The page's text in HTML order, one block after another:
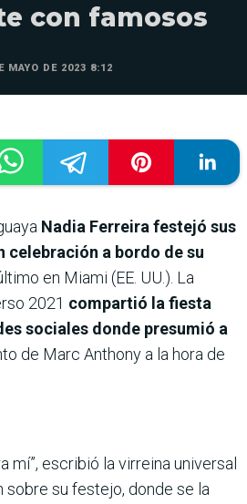
con famosos
MAYO DE 2023 8:12
Nadia Ferreira festejó sus
celebración a bordo de su
en Miami (EE. UU.). La
2021 compartió la fiesta
sociales donde presumió a
de Marc Anthony a la hora de
mí”, escribió la virreina universal
sobre su festejo, donde se la